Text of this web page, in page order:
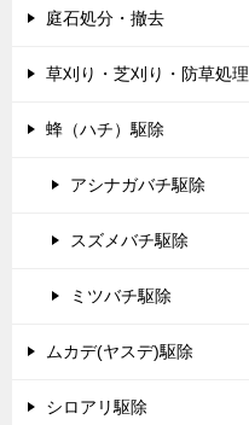
庭石処分・撤去
草刈り・芝刈り・防草処理
蜂（ハチ）駆除
アシナガバチ駆除
スズメバチ駆除
ミツバチ駆除
ムカデ(ヤスデ)駆除
シロアリ駆除